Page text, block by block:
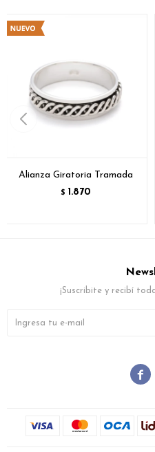
Alianza Giratoria Tramada
$ 1.870

¡Suscribite y recibí